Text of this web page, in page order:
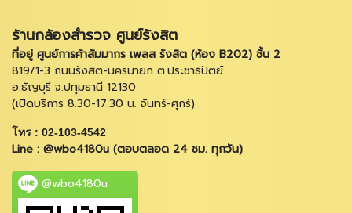
ร้านกล้องสำรวจ ศูนย์รังสิต
ที่อยู่ ศูนย์การค้าสัมมากร เพลส รังสิต (ห้อง B202) ชั้น 2
819/1-3 ถนนรังสิต-นครนายก ต.ประชาธิปัตย์
อ.ธัญบุรี จ.ปทุมธานี 12130
(เปิดบริการ 8.30-17.30 น. จันทร์-ศุกร์)
โทร : 02-103-4542
Line : @wbo4180u (ตอบตลอด 24 ชม. ทุกวัน)
@wbo4180u